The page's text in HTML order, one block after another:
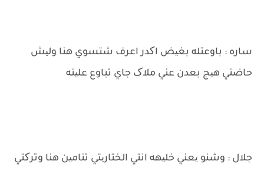
ساره : باوعتله بغیض اکدر اعرف شتسوي هنا ولیش
حاضني هیج بعدن عني ملاک جاي تباوع علینه
جلال : وشنو یعني خلیهه انتي الختاریتي تنامین هنا وترکتي